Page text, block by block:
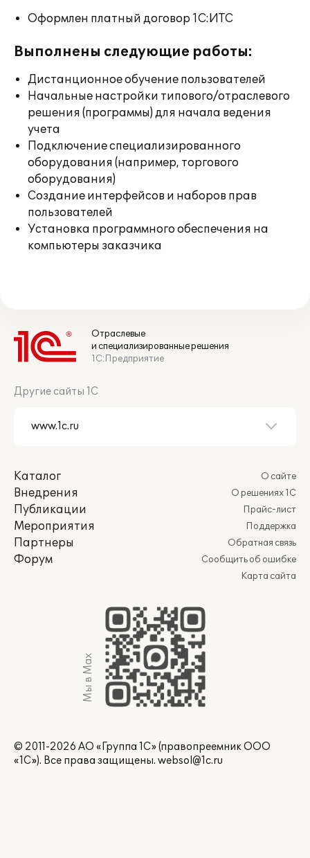
Оформлен платный договор 1С:ИТС
Выполнены следующие работы:
Дистанционное обучение пользователей
Начальные настройки типового/отраслевого
решения (программы) для начала ведения
учета
Подключение специализированного
оборудования (например, торгового
оборудования)
Создание интерфейсов и наборов прав
пользователей
Установка программного обеспечения на
компьютеры заказчика
Отраслевые
и специализированные решения
1С:Предприятие
Другие сайты 1С
Каталог
Внедрения
Публикации
Мероприятия
Партнеры
Форум
О сайте
О решениях 1С
Прайс-лист
Поддержка
Обратная связь
Сообщить об ошибке
Карта сайта
Мы в Max
© 2011-2026 АО «Группа 1С» (правопреемник ООО
«1С»). Все права защищены. websol@1c.ru